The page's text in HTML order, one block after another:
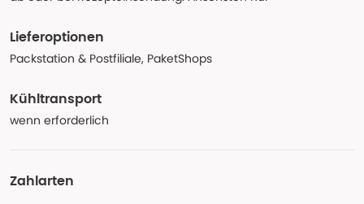
Lieferoptionen
Packstation & Postfiliale, PaketShops
Kühltransport
wenn erforderlich
Zahlarten